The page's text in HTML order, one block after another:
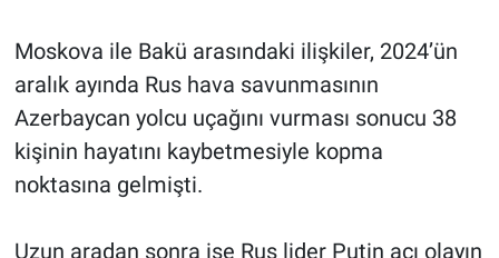
Moskova ile Bakü arasındaki ilişkiler, 2024’ün
aralık ayında Rus hava savunmasının
Azerbaycan yolcu uçağını vurması sonucu 38
kişinin hayatını kaybetmesiyle kopma
noktasına gelmişti.
Uzun aradan sonra ise Rus lider Putin acı olayın